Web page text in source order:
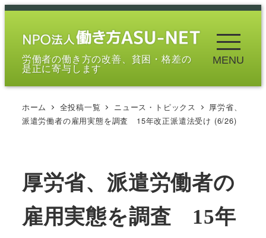
メ
労働者の働き方の改善、貧困・格差の
是正に寄与します
MENU
ホーム 全投稿一覧 ニュース・トピックス
厚労省、
派遣労働者の雇用実態を調査 15年改正派遣法受け (6/26)
厚労省、派遣労働者の
雇用実態を調査 15年